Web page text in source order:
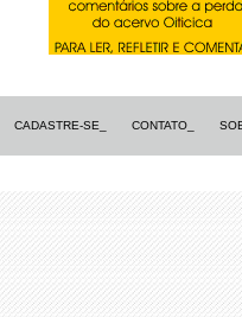
CADASTRE-SE_ CONTATO_